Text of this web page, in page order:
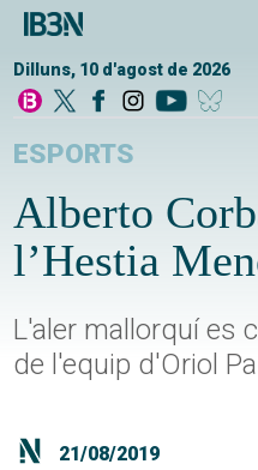
Dilluns, 10 d'agost de 2026
ESPORTS
Alberto
l’Hestia
L'aler mallorquí es
de l'equip d'Oriol
21/08/2019